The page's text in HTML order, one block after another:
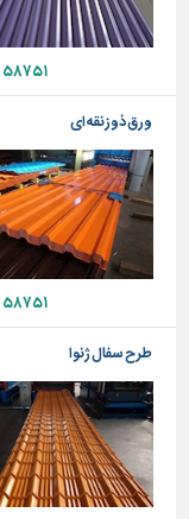
ماشین
آلات
محوطه
سازی
و
نما
ساخت
و
ساختمان
شهرسازی،
ترافیک
و
سازه
۵۸۷۵۱ (۰۲۱)
ورق ذوزنقه ای
۵۸۷۵۱ (۰۲۱)
طرح سفال ژنوا